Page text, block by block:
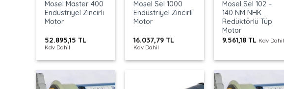
Mosel Master 400
Endüstriyel Zincirli
Motor
52.895,15TL
Kdv Dahil
Mosel Sel 1000
Endüstriyel Zincirli
Motor
16.037,79TL
Kdv Dahil
Mosel Sel 102 –
140 NM NHK
Redüktörlü Tüp
Motor
9.561,18TL Kdv Dahil